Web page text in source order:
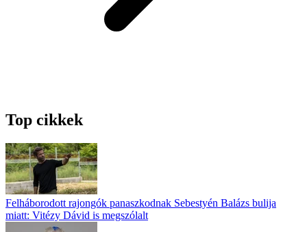
Top cikkek
Felháborodott rajongók panaszkodnak Sebestyén Balázs bulija
miatt: Vitézy Dávid is megszólalt